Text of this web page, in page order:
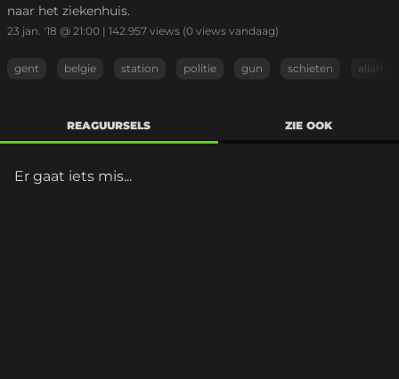
naar het ziekenhuis.
23 jan. '18 @ 21:00 | 142.957 views (0 views vandaag)
gent belgie station politie gun schieten allah
REAGUURSELS ZIE OOK
Er gaat iets mis...